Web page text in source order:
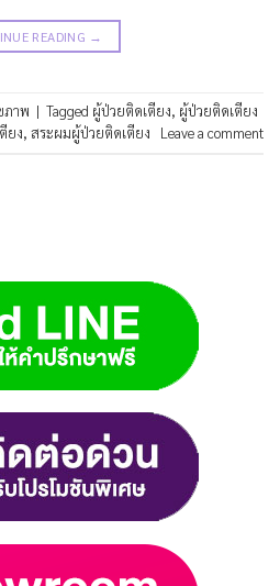
READING →
ภาพ | Tagged ผู้ป่วยติดเตียง, ผู้ป่วยติดเตียง
ยง, สระผมผู้ป่วยติดเตียง Leave a comment